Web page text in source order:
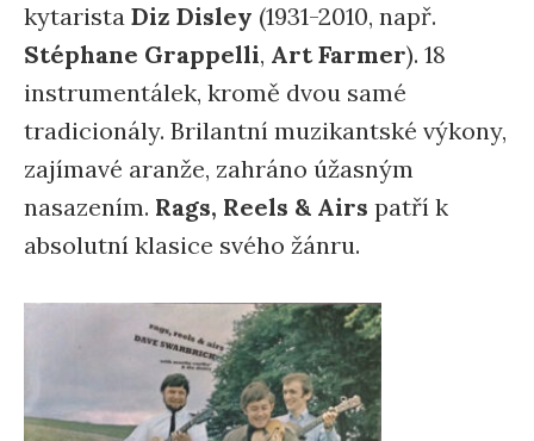
kytarista Diz Disley (1931-2010, např.
Stéphane Grappelli, Art Farmer). 18
instrumentálek, kromě dvou samé
tradicionály. Brilantní muzikantské výkony,
zajímavé aranže, zahráno úžasným
nasazením. Rags, Reels & Airs patří k
absolutní klasice svého žánru.